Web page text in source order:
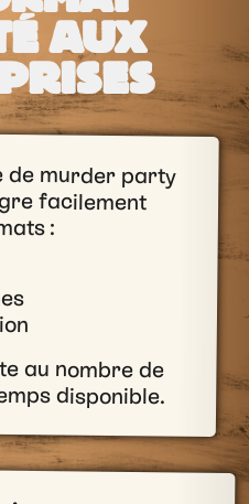
AUX
de murder party
facilement
:
au nombre de
disponible.